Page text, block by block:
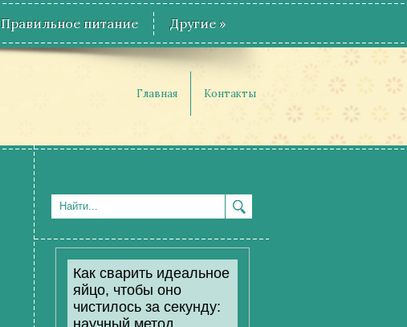
Правильное питание Другие »
Главная Контакты